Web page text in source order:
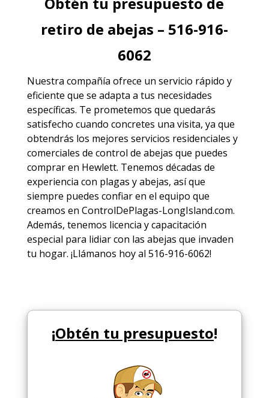
retiro de abejas – 516-916-
6062
Nuestra compañía ofrece un servicio rápido y
eficiente que se adapta a tus necesidades
específicas. Te prometemos que quedarás
satisfecho cuando concretes una visita, ya que
obtendrás los mejores servicios residenciales y
comerciales de control de abejas que puedes
comprar en Hewlett. Tenemos décadas de
experiencia con plagas y abejas, así que
siempre puedes confiar en el equipo que
creamos en ControlDePlagas-LongIsland.com.
Además, tenemos licencia y capacitación
especial para lidiar con las abejas que invaden
tu hogar. ¡Llámanos hoy al 516-916-6062!
¡Obtén tu presupuesto!